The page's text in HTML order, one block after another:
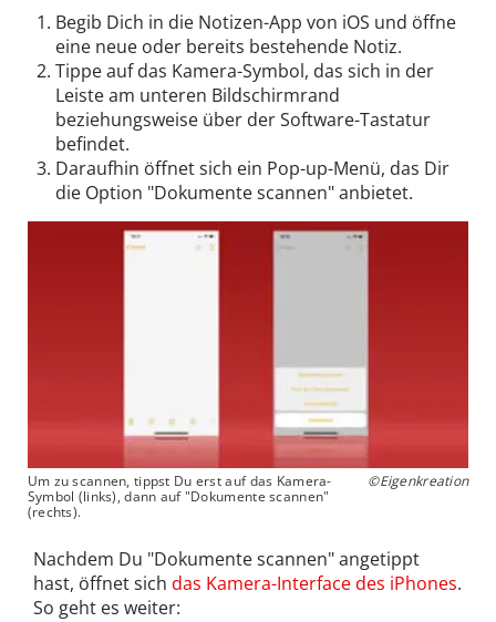
Begib Dich in die Notizen-App von iOS und öffne
eine neue oder bereits bestehende Notiz.
Tippe auf das Kamera-Symbol, das sich in der
Leiste am unteren Bildschirmrand
beziehungsweise über der Software-Tastatur
befindet.
Daraufhin öffnet sich ein Pop-up-Menü, das Dir
die Option "Dokumente scannen" anbietet.
Um zu scannen, tippst Du erst auf das Kamera-
Symbol (links), dann auf "Dokumente scannen"
(rechts).
©Eigenkreation
Nachdem Du "Dokumente scannen" angetippt
hast, öffnet sich das Kamera-Interface des iPhones.
So geht es weiter: